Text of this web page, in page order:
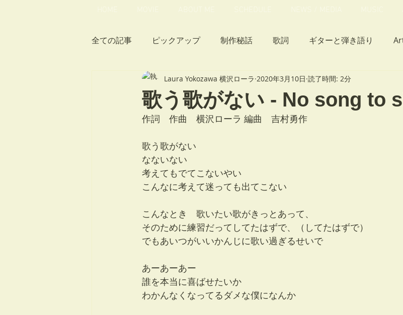
全ての記事 ピックアップ 制作秘話 歌詞 ギターと弾き語り
1st ミニアルバム「シロツメクサとカエル」 2nd ミニアルバム「ひねくれ猫
オノマトペル ツベラコベラ物語 ライブ
MEMBERS向け 赤鼻祭
歌う歌がない - No song to
Laura Yokozawa 横沢ローラ 2020年3月10日 読了時間: 2分
作詞　作曲　横沢ローラ 編曲　吉村勇作
歌う歌がない
なないない
考えてもでてこないやい
こんなに考えて迷っても出てこない
こんなとき　歌いたい歌がきっとあって、
そのために練習だってしてたはずで、（してたはずで）
でもあいつがいいかんじに歌い過ぎるせいで
あーあーあー
誰を本当に喜ばせたいか
わかんなくなってるダメな僕になんか